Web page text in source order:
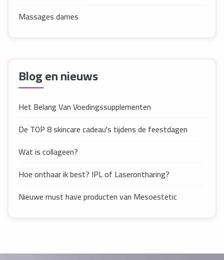
Massages dames
Blog en nieuws
Het Belang Van Voedingssupplementen
De TOP 8 skincare cadeau's tijdens de feestdagen
Wat is collageen?
Hoe onthaar ik best? IPL of Laserontharing?
Nieuwe must have producten van Mesoestetic